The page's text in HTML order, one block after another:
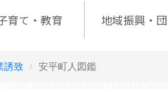
育て・教育 地域振興・
誘致 安平町人図鑑